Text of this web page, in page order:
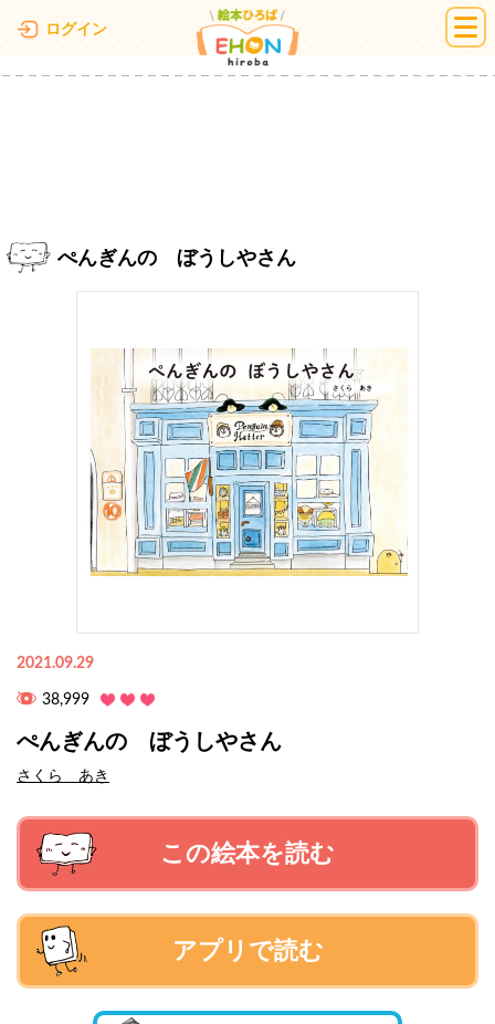
ログイン 絵本ひろば
ぺんぎんの ぼうしやさん
2021.09.29
38,999
ぺんぎんの ぼうしやさん
さくら あき
この絵本を読む
アプリで読む